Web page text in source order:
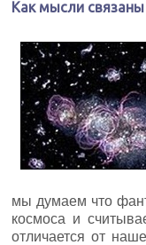
Как мысли
мы думаем что
космоса и
отличается от